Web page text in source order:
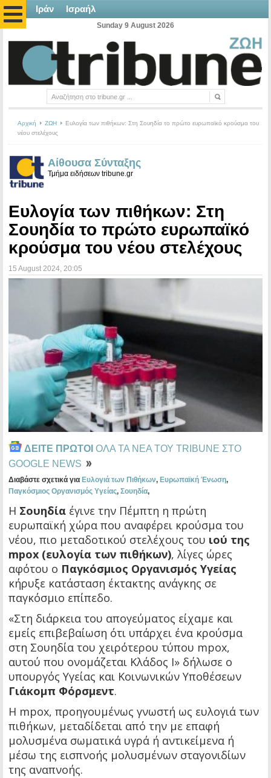
Ιράν Ισραήλ
Sunday 9 August 2026
Αρχική ΖΩΗ
Ευλογία των πιθήκων: Στη Σουηδία το πρώτο ευρωπαϊκό κρούσμα του
νέου στελέχους
Αίθουσα Σύνταξης
Τμήμα ειδήσεων tribune.gr
Ευλογία των πιθήκων: Στη
Σουηδία το πρώτο ευρωπαϊκό
κρούσμα του νέου στελέχους
15 August 2024 , 20:05
ΔΕΙΤΕ ΠΡΩΤΟΙ ΟΛΑ ΤΑ ΝΕΑ ΤΟΥ TRIBUNE ΣΤΟ
GOOGLE NEWS
Διαβάστε σχετικά για Ευλογιά των Πιθήκων, Ευρωπαϊκή Ένωση,
Παγκόσμιος Οργανισμός Υγείας, Σουηδία,
H Σουηδία έγινε την Πέμπτη η πρώτη
ευρωπαϊκή χώρα που αναφέρει κρούσμα του
νέου, πιο μεταδοτικού στελέχους του ιού της
mpox (ευλογία των πιθήκων), λίγες ώρες
αφότου ο Παγκόσμιος Οργανισμός Υγείας
κήρυξε κατάσταση έκτακτης ανάγκης σε
παγκόσμιο επίπεδο.
«Στη διάρκεια του απογεύματος είχαμε και
εμείς επιβεβαίωση ότι υπάρχει ένα κρούσμα
στη Σουηδία του χειρότερου τύπου mpox,
αυτού που ονομάζεται Κλάδος Ι» δήλωσε ο
υπουργός Υγείας και Κοινωνικών Υποθέσεων
Γιάκομπ Φόρσμεντ.
Η mpox, προηγουμένως γνωστή ως ευλογιά των
πιθήκων, μεταδίδεται από την με επαφή
μολυσμένα σωματικά υγρά ή αντικείμενα ή
μέσω της εισπνοής μολυσμένων σταγονιδίων
της αναπνοής.